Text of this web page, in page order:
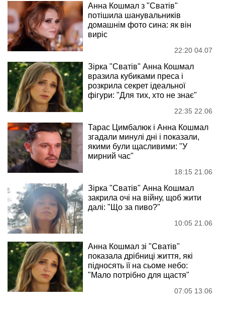
Анна Кошмал з "Сватів"
потішила шанувальників
домашнім фото сина: як він
виріс
22:20 04.07
Зірка "Сватів" Анна Кошмал
вразила кубиками преса і
розкрила секрет ідеальної
фігури: "Для тих, хто не знає"
22:35 22.06
Тарас Цимбалюк і Анна Кошмал
згадали минулі дні і показали,
якими були щасливими: "У
мирний час"
18:15 21.06
Зірка "Сватів" Анна Кошмал
закрила очі на війну, щоб жити
далі: "Що за пиво?"
10:05 21.06
Анна Кошмал зі "Сватів"
показала дрібниці життя, які
підносять її на сьоме небо:
"Мало потрібно для щастя"
07:05 13.06